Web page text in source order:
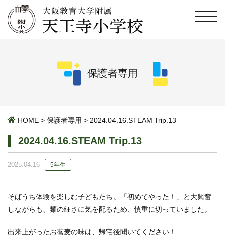
保護者専用
HOME > 保護者専用 > 2024.04.16.STEAM Trip.13
2024.04.16.STEAM Trip.13
2025.04.16 5年生
そばうち体験を楽しむ子どもたち。「初めてやった！」と大興奮
しながらも、麺の細さに気を配るため、慎重に切っていました。
出来上がったお蕎麦の味は、帰宅後聞いてください！